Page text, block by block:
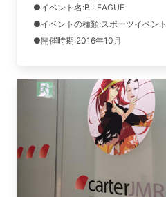
●イベント名:B.LEAGUE
●イベントの種類:スポーツイベント
●開催時期:2016年10月